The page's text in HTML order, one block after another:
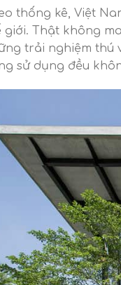
thống kê, Việt
giới. Thật không
trải nghiệm thú
sử dụng đều